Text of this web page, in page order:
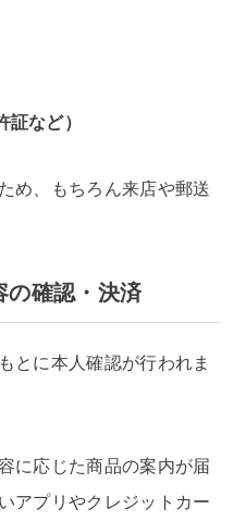
など）
め、もちろん来店や郵送
の確認・決済
とに本人確認が行われま
に応じた商品の案内が届
アプリやクレジットカー